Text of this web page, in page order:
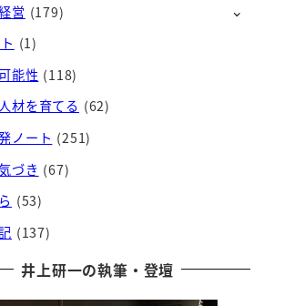
営 (179)
(1)
能性 (118)
材を育てる (62)
ノート (251)
づき (67)
(53)
(137)
井上研一の執筆・登壇